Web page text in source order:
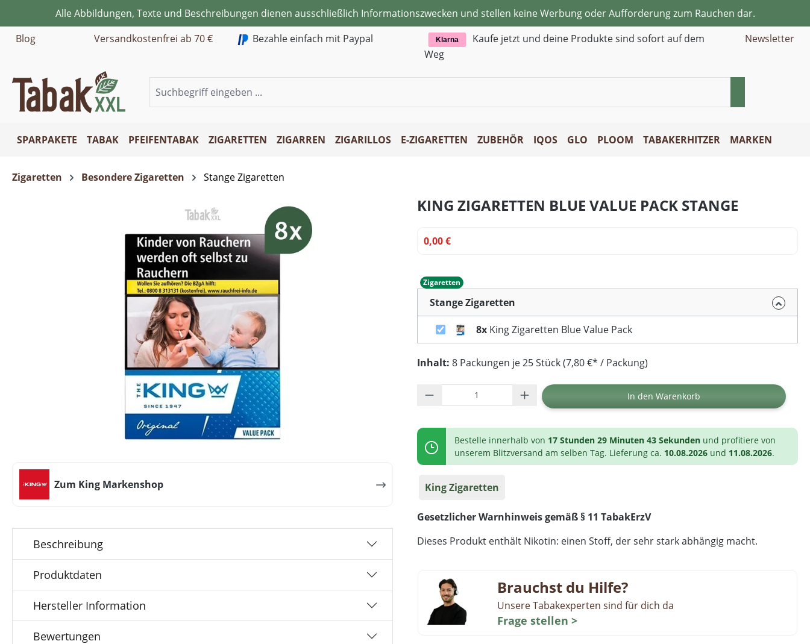
Hauptinhalt springen
Zur Suche springen
Zur Hauptnavigation springen
Alle Abbildungen, Texte und Beschreibungen dienen ausschließlich Informationszwecken und stellen keine Werbung oder Aufforderung zum Rauchen dar.
Blog
Versandkostenfrei ab 70 € Bezahle einfach mit Paypal Klarna
Kaufe jetzt und deine Produkte sind sofort auf dem
Weg
Newsletter
SPARPAKETE TABAK PFEIFENTABAK ZIGARETTEN ZIGARREN ZIGARILLOS E-ZIGARETTEN ZUBEHÖR IQOS GLO PLOOM TABAKERHITZER MARKEN
Zigaretten Besondere Zigaretten Stange Zigaretten
Zum King Markenshop
Beschreibung
Produktdaten
Hersteller Information
Bewertungen
KING ZIGARETTEN BLUE VALUE PACK STANGE
0,00 €
Zigaretten
Stange Zigaretten
8x King Zigaretten Blue Value Pack
Inhalt: 8 Packungen je 25 Stück (7,80 €* / Packung)
Produkt Anzahl: Gib den gewünschten Wert ein oder
In den Warenkorb
Bestelle innerhalb von 17 Stunden 29 Minuten 43 Sekunden und profitiere von
unserem Blitzversand am selben Tag. Lieferung ca. 10.08.2026 und 11.08.2026.
King Zigaretten
Gesetzlicher Warnhinweis gemäß § 11 TabakErzV
Dieses Produkt enthält Nikotin: einen Stoff, der sehr stark abhängig macht.
Brauchst du Hilfe?
Unsere Tabakexperten sind für dich da
Frage stellen >